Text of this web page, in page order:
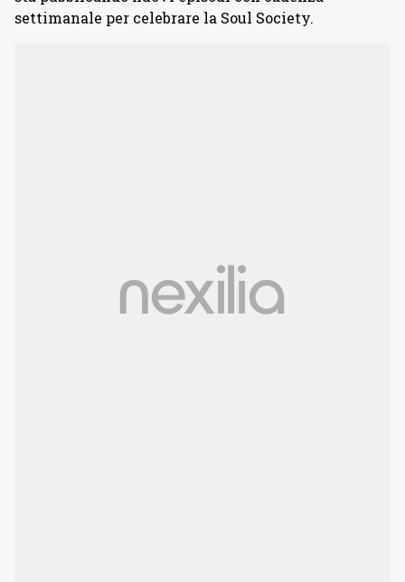
settimanale per celebrare la Soul Society.